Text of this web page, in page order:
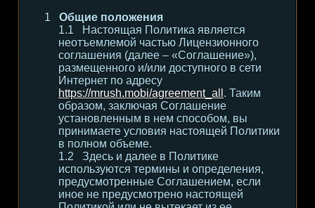
Общие положения
Настоящая Политика является
неотъемлемой частью Лицензионного
соглашения (далее – «Соглашение»),
размещенного и/или доступного в сети
Интернет по адресу
https://mrush.mobi/agreement_all . Таким
образом, заключая Соглашение
установленным в нем способом, вы
принимаете условия настоящей Политики
в полном объеме.
Здесь и далее в Политике
используются термины и определения,
предусмотренные Соглашением, если
иное не предусмотрено настоящей